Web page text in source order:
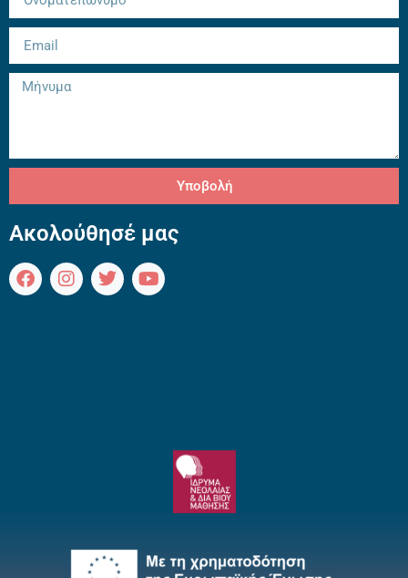
Υποβολή
Ακολούθησέ μας